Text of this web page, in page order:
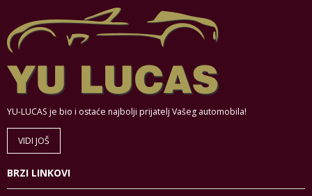
YU-LUCAS je bio i ostaće najbolji prijatelj Vašeg automobila!
VIDI JOŠ
BRZI LINKOVI